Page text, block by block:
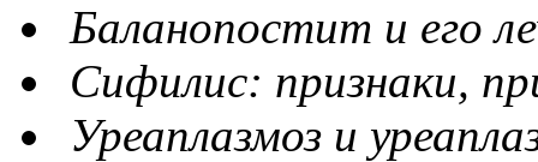
Баланопостит и его
Сифилис: признаки,
Уреаплазмоз и